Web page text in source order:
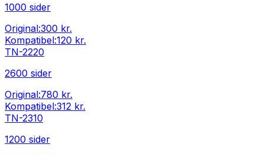
1000 sider
Original:300 kr.
Kompatibel:120 kr.
TN-2220
2600 sider
Original:780 kr.
Kompatibel:312 kr.
TN-2310
1200 sider